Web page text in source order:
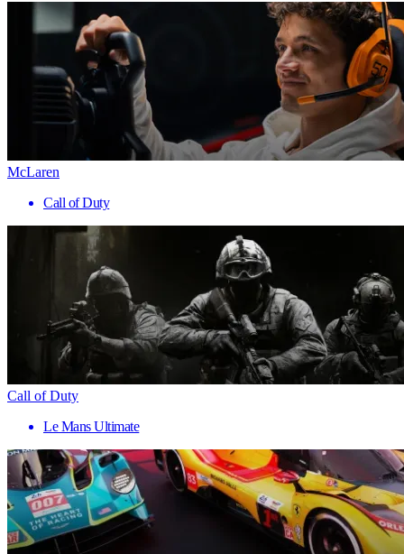
McLaren
Call of Duty
Call of Duty
Le Mans Ultimate